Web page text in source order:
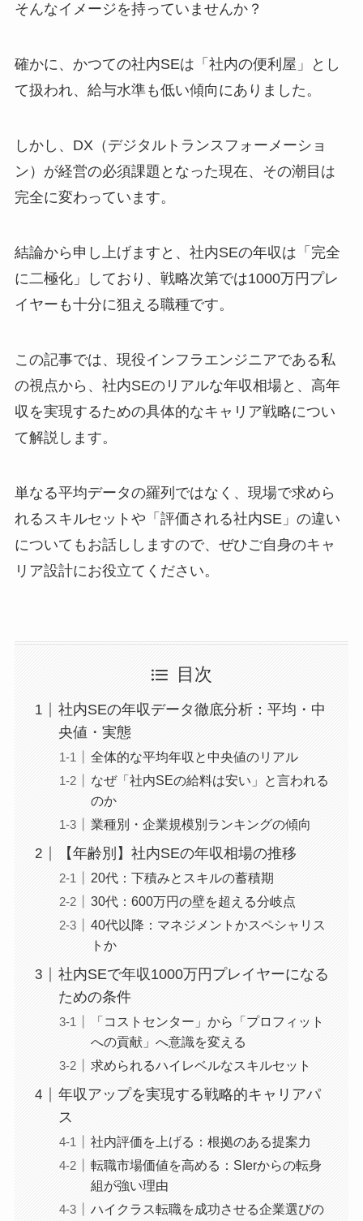
そんなイメージを持っていませんか？
確かに、かつての社内SEは「社内の便利屋」とし
て扱われ、給与水準も低い傾向にありました。
しかし、DX（デジタルトランスフォーメーショ
ン）が経営の必須課題となった現在、その潮目は
完全に変わっています。
結論から申し上げますと、社内SEの年収は「完全
に二極化」しており、戦略次第では1000万円プレ
イヤーも十分に狙える職種です。
この記事では、現役インフラエンジニアである私
の視点から、社内SEのリアルな年収相場と、高年
収を実現するための具体的なキャリア戦略につい
て解説します。
単なる平均データの羅列ではなく、現場で求めら
れるスキルセットや「評価される社内SE」の違い
についてもお話ししますので、ぜひご自身のキャ
リア設計にお役立てください。
目次
社内SEの年収データ徹底分析：平均・中
央値・実態
全体的な平均年収と中央値のリアル
なぜ「社内SEの給料は安い」と言われる
のか
業種別・企業規模別ランキングの傾向
【年齢別】社内SEの年収相場の推移
20代：下積みとスキルの蓄積期
30代：600万円の壁を超える分岐点
40代以降：マネジメントかスペシャリス
トか
社内SEで年収1000万円プレイヤーになる
ための条件
「コストセンター」から「プロフィット
への貢献」へ意識を変える
求められるハイレベルなスキルセット
年収アップを実現する戦略的キャリアパ
ス
社内評価を上げる：根拠のある提案力
転職市場価値を高める：SIerからの転身
組が強い理由
ハイクラス転職を成功させる企業選びの